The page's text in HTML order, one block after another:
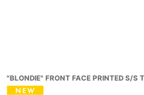
"BLONDIE" FRONT FACE PRINTED S/S